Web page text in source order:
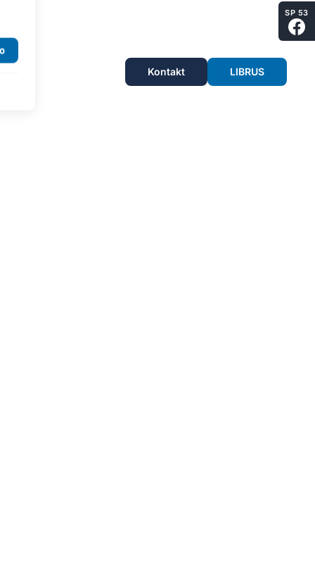
Kontakt LIBRUS
SP 53